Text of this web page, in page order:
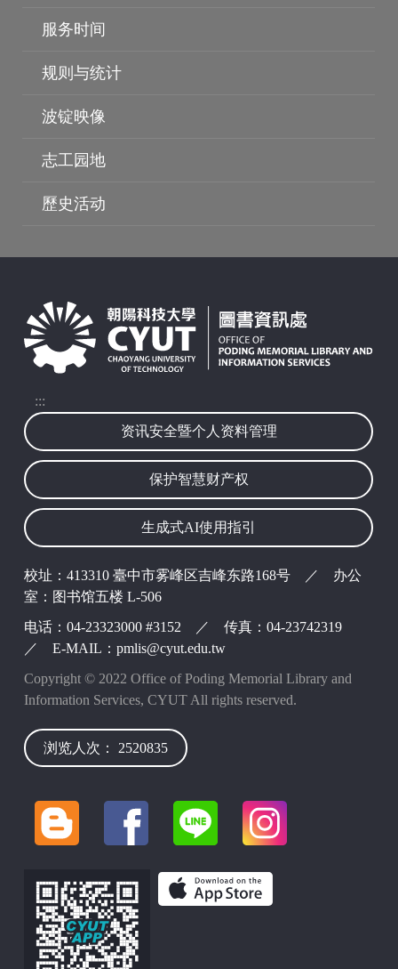
波锭映像
服务时间
规则与统计
波锭映像
志工园地
歷史活动
:::
资讯安全暨个人资料管理
保护智慧财产权
生成式AI使用指引
校址：413310 臺中市雾峰区吉峰东路168号 ／ 办公
室：图书馆五楼 L-506
电话：04-23323000 #3152 ／ 传真：04-23742319
／ E-MAIL：pmlis@cyut.edu.tw
Copyright © 2022 Office of Poding Memorial Library and
Information Services, CYUT All rights reserved.
浏览人次： 2520835